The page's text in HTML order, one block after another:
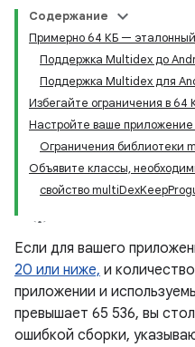
Содержание
Примерно 64 КБ —
Поддержка Multidex до
Поддержка Multidex для
Избегайте ограничения в 64
Настройте ваше
Ограничения библиотеки
Объявите классы,
свойство
Если для вашего
20 или ниже, и
приложении и
превышает 65 536, вы
ошибкой сборки,